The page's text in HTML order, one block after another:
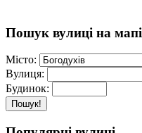
Пошук вулиці на мапі
Місто:
Вулиця:
Будинок:
Пошук!